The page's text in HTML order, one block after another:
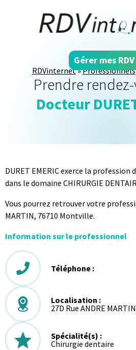
directement
Gérer mes RDV
RDVinternet»Professionnels
Prendre
Docteur
DURET EMERIC exerce la
dans le domaine CHIRURGIE
Vous pourrez retrouver votre
MARTIN, 76710 Montville.
Information sur le professionnel
Téléphone :
Localisation :
27D Rue ANDRE
Spécialité(s) :
Chirurgie dentaire